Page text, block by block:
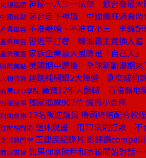
火線話題 神秘一八三一法條 掀台商最大
中國焦點 茅台走下神壇 中國瘋狂消費時
產業風雲 不准離婚、不准有小三 李錦記
產業風雲 習近平打奢 蠔油霸主竟換人當
產業風雲 家族企業最大風險是「自己人」
國際焦點 美國期中選後 全球新動盪期來
人物特寫 連跳純網銀2大陣營 劉奕成何
商周CEO學院 麗寶12年大翻轉 百億爛地
封面故事 獨家揭露907位 議員小金庫
封面故事 12名叛逆議員 帶頭終結配合款
理財相對論 退休規畫─用72法則打敗 不
全球熱門字 王建民紀錄片 影評讚
商周書摘 如果你家磅秤和冰箱開始對話